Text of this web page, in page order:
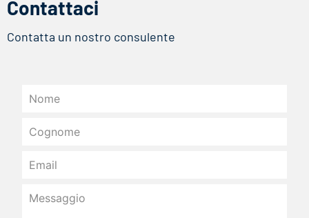
Contattaci
Contatta un nostro consulente